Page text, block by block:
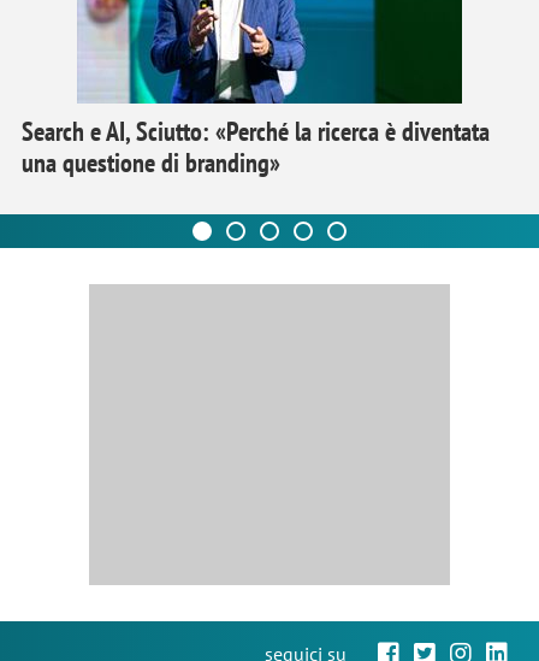
Search e AI, Sciutto: «Perché la ricerca è diventata
una questione di branding»
seguici su